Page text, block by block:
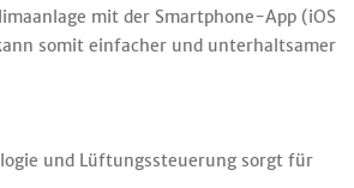
mit der Smartphone-App (iOS
somit einfacher und unterhaltsamer
und Lüftungssteuerung sorgt für